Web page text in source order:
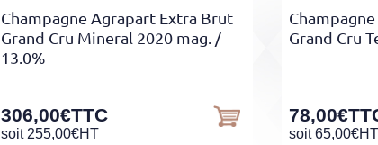
Champagne Agrapart Extra Brut
Grand Cru Mineral 2020 mag. /
13.0%
306,00€TTC
soit 255,00€HT
Grand Cru
78,00€
soit 65,00€HT